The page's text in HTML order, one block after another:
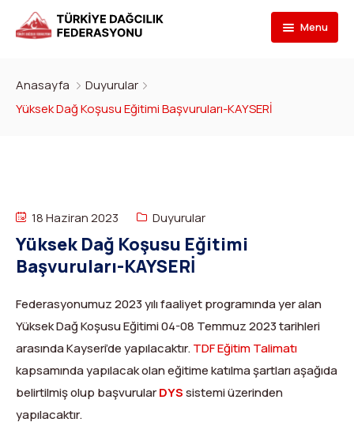
Menu
İletişim
Başkan
Yönetim Kurulu
İl Temsilcileri
Kurullar
Branşlar
Para Tırmanış
Dağ Kayağı
Kanyoning
Yüksek Dağ Koşusu
Haber Yayınlama Prosedürü
Kulüp Eğitim Başvuruları ve Uygulama Adımları
Faaliyet Programı
Formlar
Türkiye ‘nin Dağları
Tırmanış Raporları
Anti-Doping
Başvur
Görevli Başvurusu
Kimlik Başvurusu
DYS Şifre
DYS İlk Giriş ve Şifre (Sporcu, Antrenör, Hakem vb.)
DYS Şifre Başvuru Formu (Sadece Kulüp Yetkilileri)
Anasayfa
Duyurular
Yüksek Dağ Koşusu Eğitimi Başvuruları-KAYSERİ
18 Haziran 2023 Duyurular
Yüksek Dağ Koşusu Eğitimi
Başvuruları-KAYSERİ
Federasyonumuz 2023 yılı faaliyet programında yer alan
Yüksek Dağ Koşusu Eğitimi 04-08 Temmuz 2023 tarihleri
arasında Kayseri’de yapılacaktır.TDF Eğitim Talimatı
kapsamında yapılacak olan eğitime katılma şartları aşağıda
belirtilmiş olup başvurularDYSsistemi üzerinden
yapılacaktır.